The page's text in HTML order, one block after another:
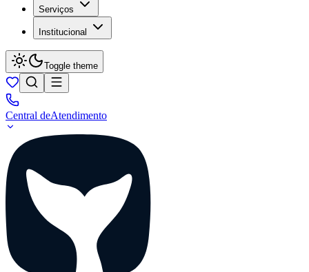
Serviços
Institucional
Toggle theme
Central deAtendimento